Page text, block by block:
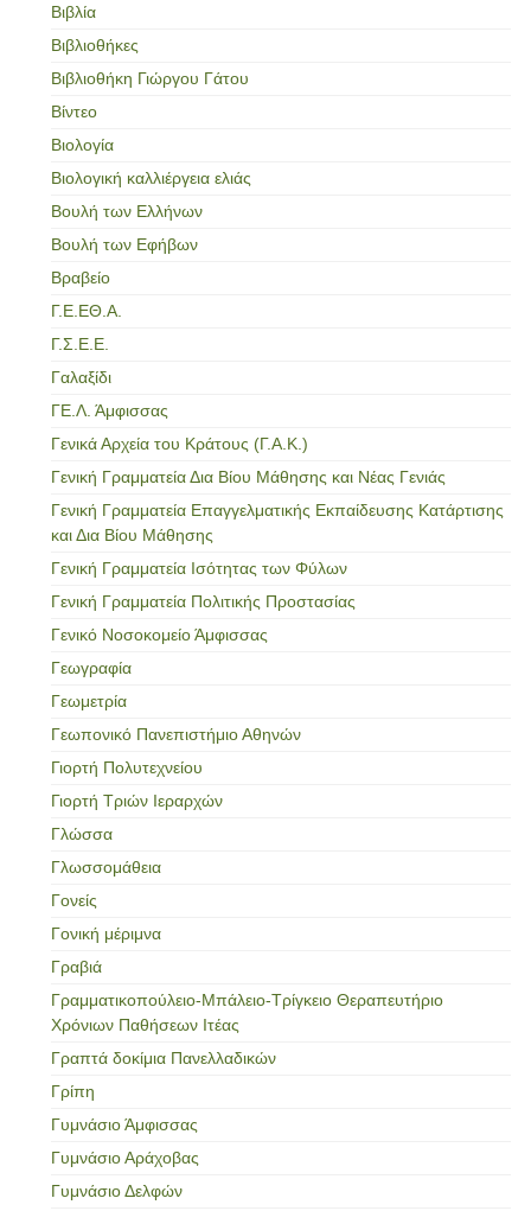
Βιβλία
Βιβλιοθήκες
Βιβλιοθήκη Γιώργου Γάτου
Βίντεο
Βιολογία
Βιολογική καλλιέργεια ελιάς
Βουλή των Ελλήνων
Βουλή των Εφήβων
Βραβείο
Γ.Ε.ΕΘ.Α.
Γ.Σ.Ε.Ε.
Γαλαξίδι
ΓΕ.Λ. Άμφισσας
Γενικά Αρχεία του Κράτους (Γ.Α.Κ.)
Γενική Γραμματεία Δια Βίου Μάθησης και Νέας Γενιάς
Γενική Γραμματεία Επαγγελματικής Εκπαίδευσης Κατάρτισης
και Δια Βίου Μάθησης
Γενική Γραμματεία Ισότητας των Φύλων
Γενική Γραμματεία Πολιτικής Προστασίας
Γενικό Νοσοκομείο Άμφισσας
Γεωγραφία
Γεωμετρία
Γεωπονικό Πανεπιστήμιο Αθηνών
Γιορτή Πολυτεχνείου
Γιορτή Τριών Ιεραρχών
Γλώσσα
Γλωσσομάθεια
Γονείς
Γονική μέριμνα
Γραβιά
Γραμματικοπούλειο-Μπάλειο-Τρίγκειο Θεραπευτήριο
Χρόνιων Παθήσεων Ιτέας
Γραπτά δοκίμια Πανελλαδικών
Γρίπη
Γυμνάσιο Άμφισσας
Γυμνάσιο Αράχοβας
Γυμνάσιο Δελφών